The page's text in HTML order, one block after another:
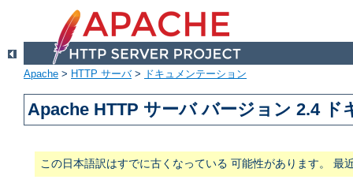
Apache > HTTP サーバ> ドキュメンテーション
Apache HTTP サーバ バージョン 2.4 ド
この日本語訳はすでに古くなっている 可能性があります。 最